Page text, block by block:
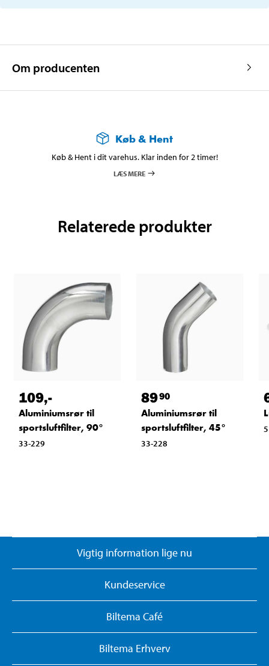
Om producenten
Køb & Hent
Køb & Hent i dit varehus. Klar inden for 2 timer!
LÆS MERE
Relaterede produkter
109,-
Aluminiumsrør til
sportsluftfilter, 90°
33-229
8990
Aluminiumsrør til
sportsluftfilter, 45°
33-228
Vigtig information lige nu
Kundeservice
Biltema Café
Biltema Erhverv